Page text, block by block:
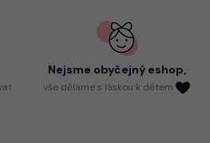
Nejsme obyčejný eshop,
vše děláme s láskou k dětem